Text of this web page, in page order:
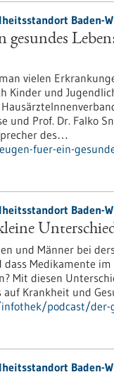
Baden-
gesundes
vielen
Kinder und
und Prof. Dr. Falko
des…
fuer-ein-
Baden-
und Männer bei
Medikamente
Mit diesen
auf Krankheit und
podcast/der-
Baden-